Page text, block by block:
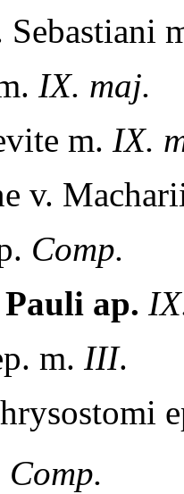
Sebastiani
IX. maj.
m. IX.
v.
Comp.
ap.
m. III.
Comp.